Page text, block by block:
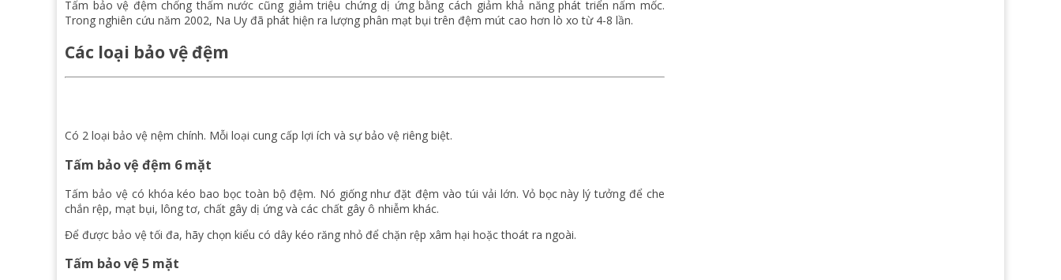
Tấm bảo vệ đệm chống thấm nước cũng giảm triệu chứng dị ứng bằng cách giảm khả năng phát triển nấm mốc.
Trong nghiên cứu năm 2002, Na Uy đã phát hiện ra lượng phân mạt bụi trên đệm mút cao hơn lò xo từ 4-8 lần.
Các loại bảo vệ đệm
Có 2 loại bảo vệ nệm chính. Mỗi loại cung cấp lợi ích và sự bảo vệ riêng biệt.
Tấm bảo vệ đệm 6 mặt
Tấm bảo vệ có khóa kéo bao bọc toàn bộ đệm. Nó giống như đặt đệm vào túi vải lớn. Vỏ bọc này lý tưởng để che
chắn rệp, mạt bụi, lông tơ, chất gây dị ứng và các chất gây ô nhiễm khác.
Để được bảo vệ tối đa, hãy chọn kiểu có dây kéo răng nhỏ để chặn rệp xâm hại hoặc thoát ra ngoài.
Tấm bảo vệ 5 mặt